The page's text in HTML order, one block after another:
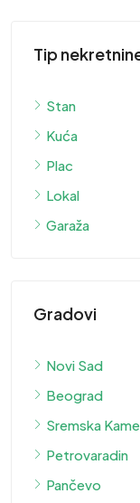
Tip
Stan
Kuća
Plac
Lokal
Garaža
Gradovi
Novi Sad
Beograd
Sremska
Petrovaradin
Pančevo